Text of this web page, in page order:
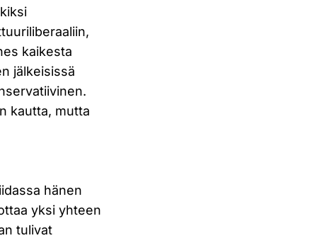
kaikesta
jälkeisissä
kautta, mutta
hänen
yksi yhteen
tulivat